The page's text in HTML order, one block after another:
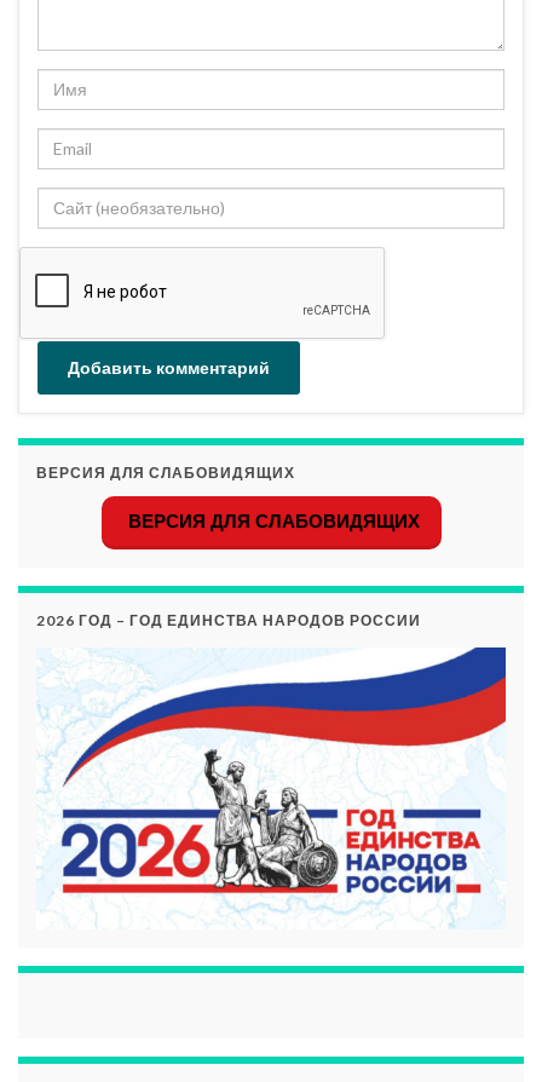
ВЕРСИЯ ДЛЯ СЛАБОВИДЯЩИХ
ВЕРСИЯ ДЛЯ СЛАБОВИДЯЩИХ
2026 ГОД – ГОД ЕДИНСТВА НАРОДОВ РОССИИ